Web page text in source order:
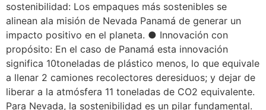
sostenibilidad: Los empaques más sostenibles se
alinean ala misión de Nevada Panamá de generar un
impacto positivo en el planeta. ● Innovación con
propósito: En el caso de Panamá esta innovación
significa 10toneladas de plástico menos, lo que equivale
a llenar 2 camiones recolectores deresiduos; y dejar de
liberar a la atmósfera 11 toneladas de CO2 equivalente.
Para Nevada, la sostenibilidad es un pilar fundamental.